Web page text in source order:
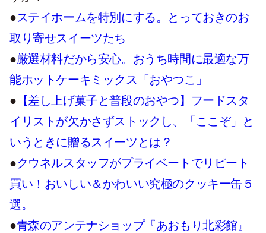
●ステイホームを特別にする。とっておきのお
取り寄せスイーツたち
●厳選材料だから安心。おうち時間に最適な万
能ホットケーキミックス「おやつこ」
● 【差し上げ菓子と普段のおやつ】フードスタ
イリストが欠かさずストックし、「ここぞ」と
いうときに贈るスイーツとは？
●クウネルスタッフがプライベートでリピート
買い！おいしい＆かわいい究極のクッキー缶５
選。
●青森のアンテナショップ『あおもり北彩館』